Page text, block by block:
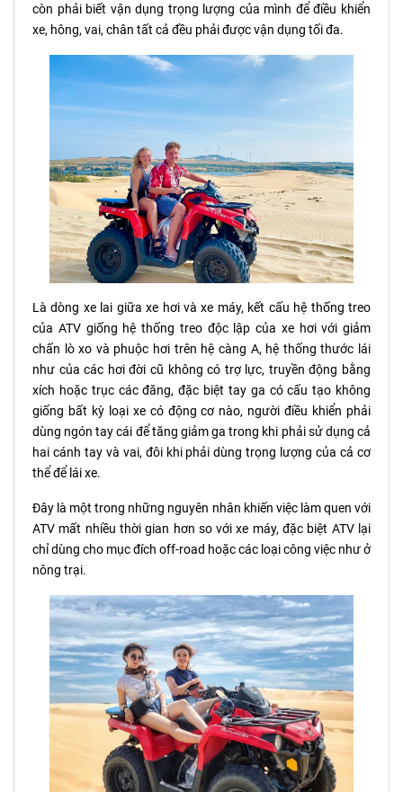
còn phải biết vận dụng trọng lượng của mình để điều khiển
xe, hông, vai, chân tất cả đều phải được vận dụng tối đa.
Là dòng xe lai giữa xe hơi và xe máy, kết cấu hệ thống treo
của ATV giống hệ thống treo độc lập của xe hơi với giảm
chấn lò xo và phuộc hơi trên hệ càng A, hệ thống thước lái
như của các hơi đời cũ không có trợ lực, truyền động bằng
xích hoặc trục các đăng, đặc biệt tay ga có cấu tạo không
giống bất kỳ loại xe có động cơ nào, người điều khiển phải
dùng ngón tay cái để tăng giảm ga trong khi phải sử dụng cả
hai cánh tay và vai, đôi khi phải dùng trọng lượng của cả cơ
thể để lái xe.
Đây là một trong những nguyên nhân khiến việc làm quen với
ATV mất nhiều thời gian hơn so với xe máy, đặc biệt ATV lại
chỉ dùng cho mục đích off-road hoặc các loại công việc như ở
nông trại.